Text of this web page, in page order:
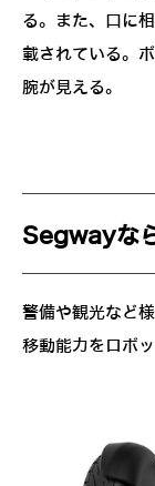
る。また、口に
載されている。
腕が見える。
Segwayな
警備や観光など
移動能力をロボ